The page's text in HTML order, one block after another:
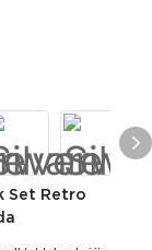
Set Retro